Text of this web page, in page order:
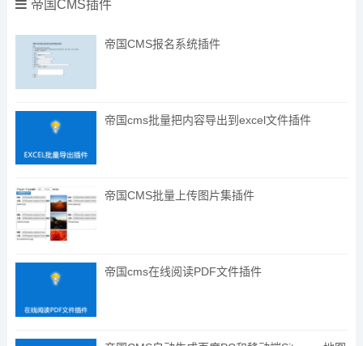
帝国CMS插件
帝国CMS报名系统插件
帝国cms批量把内容导出到excel文件插件
帝国CMS批量上传图片集插件
帝国cms在线阅读PDF文件插件